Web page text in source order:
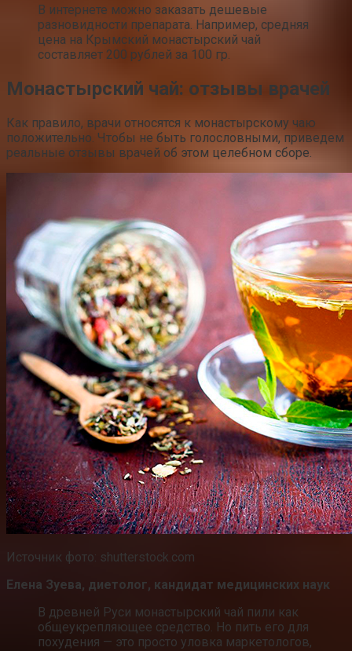
В интернете можно заказать дешевые
разновидности препарата. Например, средняя
цена на Крымский монастырский чай
составляет 200 рублей за 100 гр.
Монастырский чай: отзывы врачей
Как правило, врачи относятся к монастырскому чаю
положительно. Чтобы не быть голословными, приведем
реальные отзывы врачей об этом целебном сборе.
Источник фото: shutterstock.com
Елена Зуева, диетолог, кандидат медицинских наук
В древней Руси монастырский чай пили как
общеукрепляющее средство. Но пить его для
похудения — это просто уловка маркетологов,